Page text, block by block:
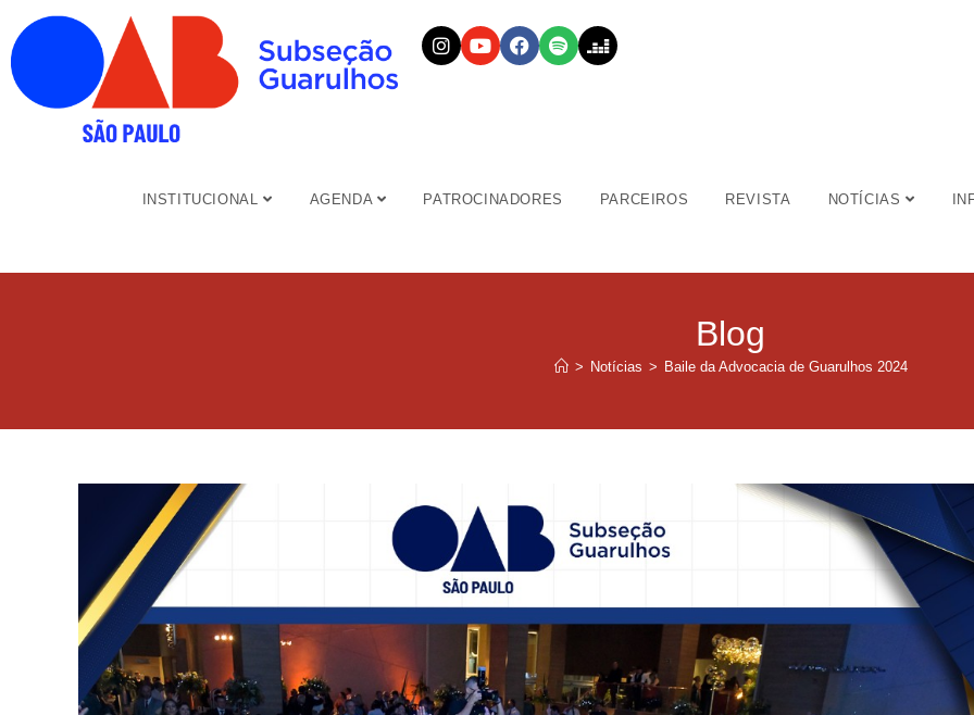
INSTITUCIONAL AGENDA PATROCINADORES PARCEIROS REVISTA NOTÍCIAS
Blog
> Notícias > Baile da Advocacia de Guarulhos 2024